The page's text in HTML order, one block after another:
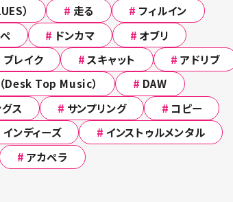
） # 走る # フィルイン
# ドンカマ # オブリ
ブレイク # スキャット # アドリブ
Desk Top Music） # DAW
ス # サンプリング # コピー
インディーズ # インストゥルメンタル
# アカペラ